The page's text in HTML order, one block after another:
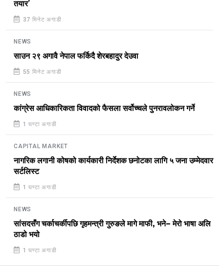
तयार’
37 मिनेट अगाडी
NEWS
साउन २९ अगावै नेपाल फर्किदै शेरबहादुर देउवा
55 मिनेट अगाडी
NEWS
कांग्रेस आधिकारिकता विवादको फैसला सर्वोच्चले पुनरावलोकन गर्ने
1 घण्टा अगाडी
CAPITAL MARKET
नागरिक लगानी कोषको कार्यकारी निर्देशक छनोटका लागि ५ जना उम्मेदवार
सर्टलिस्ट
1 घण्टा अगाडी
NEWS
सांसदसँग चर्काचर्कीपछि गृहमन्त्री गुरुङले मागे माफी, भने– मेरो भाषा अलि
ठाडो भयो
1 घण्टा अगाडी